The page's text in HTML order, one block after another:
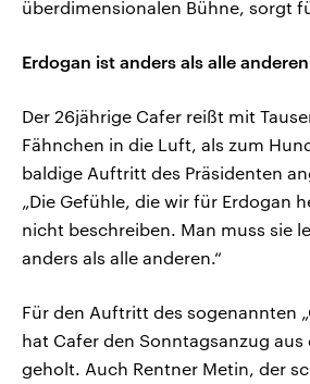
überdimensionalen Bühne, sorgt
Erdogan ist anders als alle anderen
Der 26jährige Cafer reißt mit
Fähnchen in die Luft, als zum
baldige Auftritt des Präsidenten
„Die Gefühle, die wir für Erdogan
nicht beschreiben. Man muss sie
anders als alle anderen.“
Für den Auftritt des sogenannten
hat Cafer den Sonntagsanzug aus
geholt. Auch Rentner Metin, der